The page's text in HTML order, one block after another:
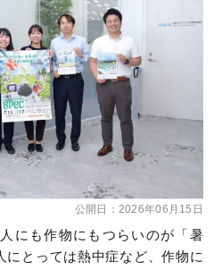
公開日： 2026年06月15日
にも作物にもつらいのが「暑
にとっては熱中症など、作物に